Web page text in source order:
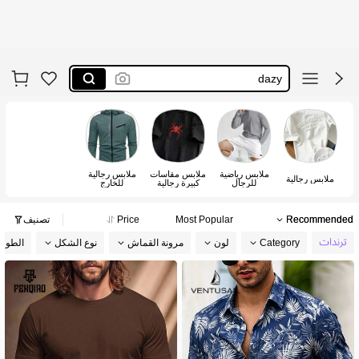
طقم شورت رجالي
sumwon
dazy men
dazy
ملابس رجالية
ملابس رياضية
للرجال
ملابس مقاسات
كبيرة رجالية
ملابس رجالية
للخارج
Recommended
Most Popular
Price تصنيف
Category لون مرونة القماش نوع الشكل